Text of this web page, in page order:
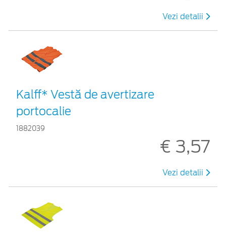
Vezi detalii
Kalff* Vestă de avertizare
portocalie
1882039
€ 3,57
Vezi detalii